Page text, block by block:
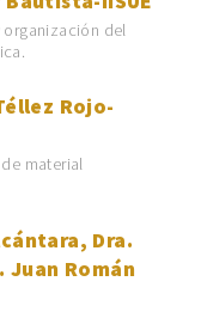
del
Rojo-
material
Dra.
Juan Román